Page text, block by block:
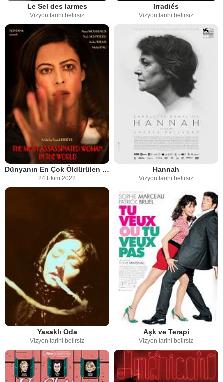
Le Sel des larmes
Vizyon tarihi belirsiz
Irradiés
Vizyon tarihi belirsiz
Dünyanın En Çok Öldürülen Kadını
24 Ekim 2022
Hannah
Vizyon tarihi belirsiz
Yasaklı Oda
Vizyon tarihi belirsiz
Aşk ve Terapi
Vizyon tarihi belirsiz